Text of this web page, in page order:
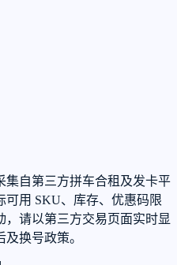
集自第三方拼车合租及发卡平
可用 SKU、库存、优惠码限
请以第三方交易页面实时显
换号政策。